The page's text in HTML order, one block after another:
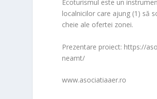
Ecoturismul este un
localnicilor care ajung (1) să
cheie ale ofertei zonei.
Prezentare proiect: https://
neamt/
www.asociatiaaer.ro